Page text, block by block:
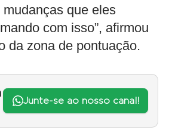
que eles
com isso”, afirmou
da zona de pontuação.
Junte-se ao nosso canal!